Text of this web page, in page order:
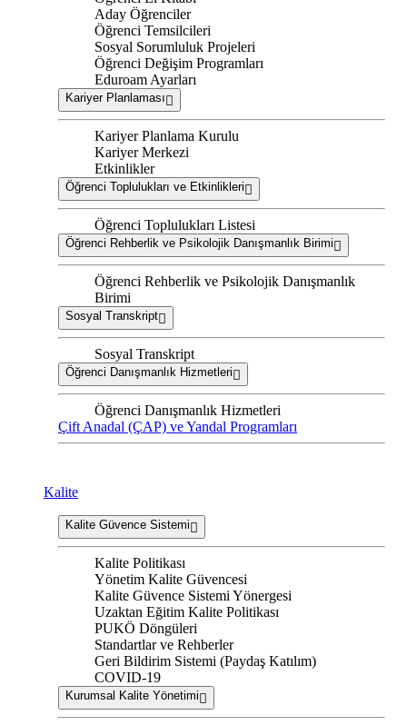
Aday Öğrenciler
Öğrenci Temsilcileri
Sosyal Sorumluluk Projeleri
Öğrenci Değişim Programları
Eduroam Ayarları
Kariyer Planlaması
Kariyer Planlama Kurulu
Kariyer Merkezi
Etkinlikler
Öğrenci Toplulukları ve Etkinlikleri
Öğrenci Toplulukları Listesi
Öğrenci Rehberlik ve Psikolojik Danışmanlık Birimi
Öğrenci Rehberlik ve Psikolojik Danışmanlık
Birimi
Sosyal Transkript
Sosyal Transkript
Öğrenci Danışmanlık Hizmetleri
Öğrenci Danışmanlık Hizmetleri
Çift Anadal (ÇAP) ve Yandal Programları
Kalite
Kalite Güvence Sistemi
Kalite Politikası
Yönetim Kalite Güvencesi
Kalite Güvence Sistemi Yönergesi
Uzaktan Eğitim Kalite Politikası
PUKÖ Döngüleri
Standartlar ve Rehberler
Geri Bildirim Sistemi (Paydaş Katılım)
COVID-19
Kurumsal Kalite Yönetimi